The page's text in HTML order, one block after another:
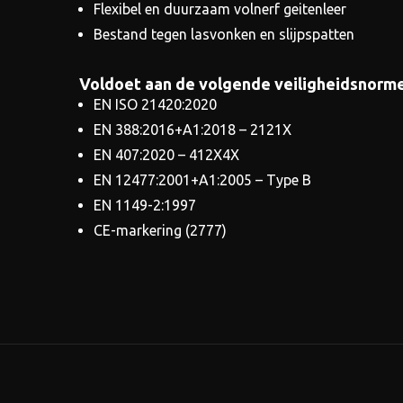
Flexibel en duurzaam volnerf geitenleer
Bestand tegen lasvonken en slijpspatten
Voldoet aan de volgende
EN ISO 21420:2020
EN 388:2016+A1:2018 – 2121X
EN 407:2020 – 412X4X
EN 12477:2001+A1:2005 – Type B
EN 1149-2:1997
CE-markering (2777)